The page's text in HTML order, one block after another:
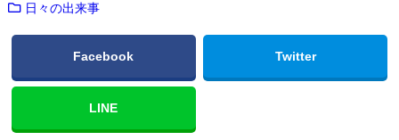
日々の出来事
Facebook Twitter
LINE